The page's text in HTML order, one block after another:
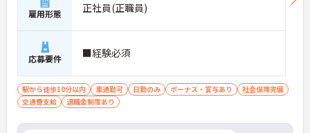
雇用形態 正社員(正職員)
応募要件 ■経験必須
駅から徒歩10分以内 車通勤可 日勤のみ ボーナス・賞与あり
社会保険完備
交通費支給
退職金制度あり